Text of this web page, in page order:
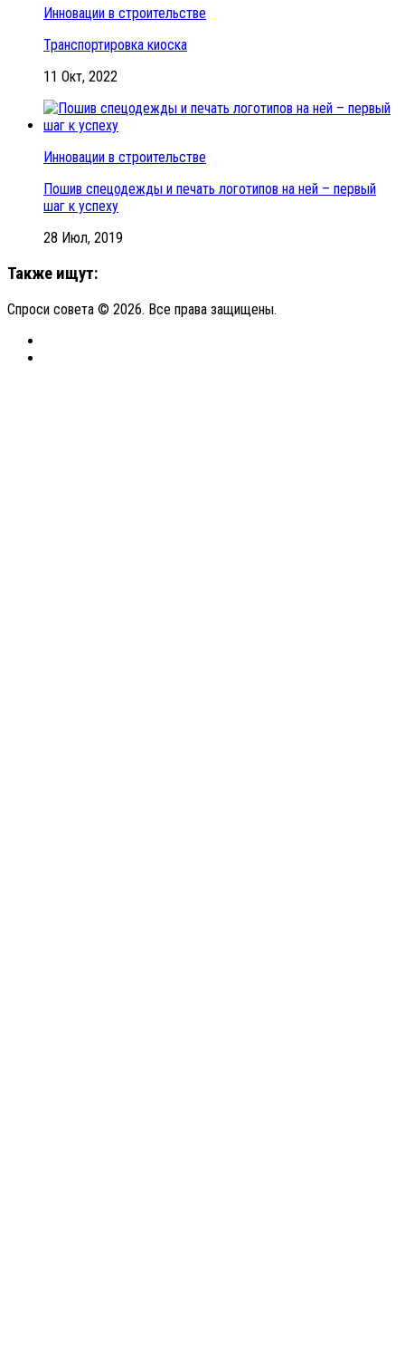
Инновации в строительстве
Транспортировка киоска
11 Окт, 2022
Инновации в строительстве
Пошив спецодежды и печать логотипов на ней – первый
шаг к успеху
28 Июл, 2019
Также ищут:
Спроси совета © 2026. Все права защищены.